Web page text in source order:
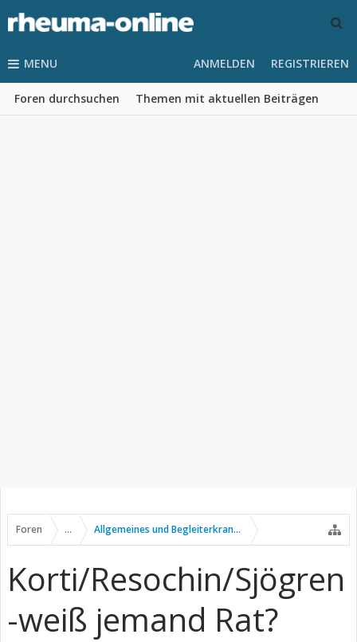
MENU
Foren durchsuchen Themen mit aktuellen Beiträgen
ANMELDEN REGISTRIEREN
Foren ... Allgemeines und Begleiterkrankungen
Korti/Resochin/Sjögren
-weiß jemand Rat?